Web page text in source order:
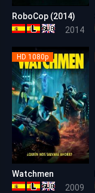
6.1
RoboCop (2014)
2014
HD 1080p
Watchmen
2009